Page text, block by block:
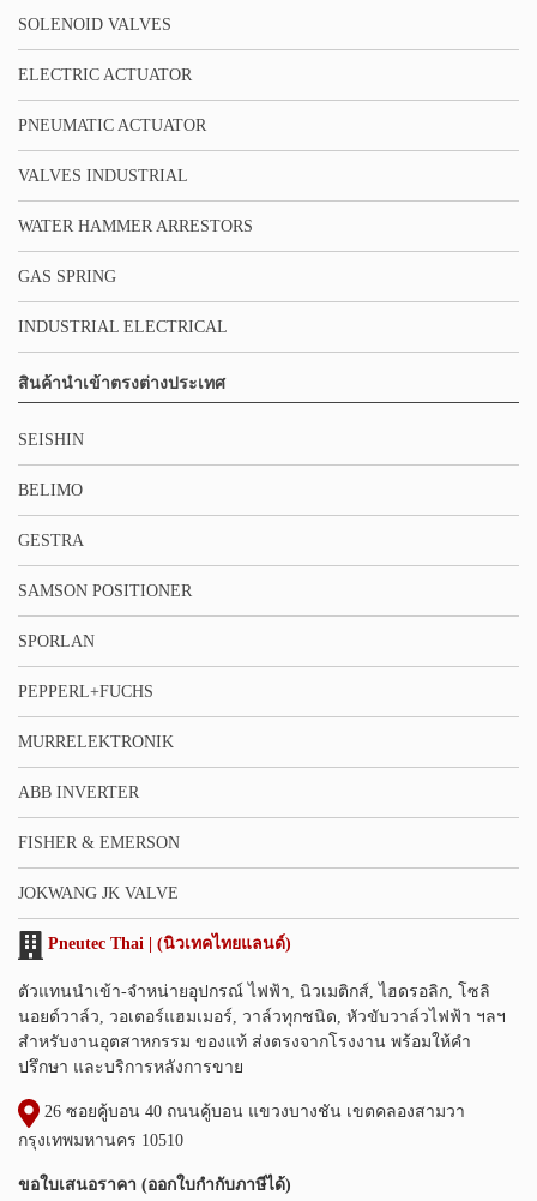
SOLENOID VALVES
ELECTRIC ACTUATOR
PNEUMATIC ACTUATOR
VALVES INDUSTRIAL
WATER HAMMER ARRESTORS
GAS SPRING
INDUSTRIAL ELECTRICAL
สินค้านำเข้าตรงต่างประเทศ
SEISHIN
BELIMO
GESTRA
SAMSON POSITIONER
SPORLAN
PEPPERL+FUCHS
MURRELEKTRONIK
ABB INVERTER
FISHER & EMERSON
JOKWANG JK VALVE
Pneutec Thai | (นิวเทคไทยแลนด์)
ตัวแทนนำเข้า-จำหน่ายอุปกรณ์ ไฟฟ้า, นิวเมติกส์, ไฮดรอลิก, โซลิ
นอยด์วาล์ว, วอเตอร์แฮมเมอร์, วาล์วทุกชนิด, หัวขับวาล์วไฟฟ้า ฯลฯ
สำหรับงานอุตสาหกรรม ของแท้ ส่งตรงจากโรงงาน พร้อมให้คำ
ปรึกษา และบริการหลังการขาย
26 ซอยคู้บอน 40 ถนนคู้บอน แขวงบางชัน เขตคลองสามวา
กรุงเทพมหานคร 10510
ขอใบเสนอราคา (ออกใบกำกับภาษีได้)